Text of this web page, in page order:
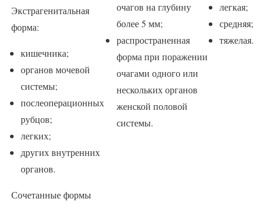
Экстрагенитальная
форма:
кишечника;
органов мочевой
системы;
послеоперационных
рубцов;
легких;
других внутренних
органов.
Сочетанные формы
очагов на глубину
более 5 мм;
распространенная
форма при поражении
очагами одного или
нескольких органов
женской половой
системы.
легкая;
средняя;
тяжелая.